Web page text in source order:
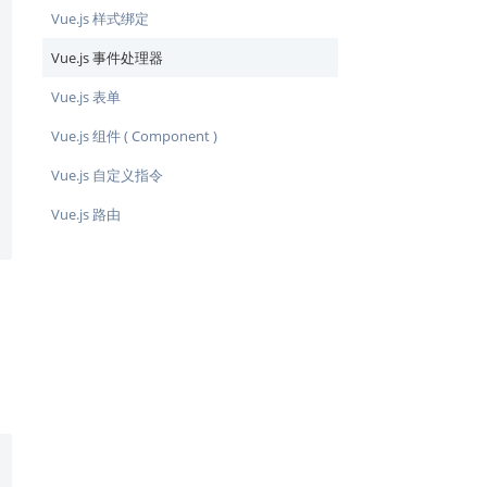
Vue.js 样式绑定
Vue.js 事件处理器
Vue.js 表单
Vue.js 组件 ( Component )
Vue.js 自定义指令
Vue.js 路由